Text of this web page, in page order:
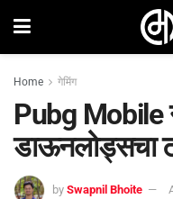
Home गेमिंग
Pubg Mobile
डाऊनलोड्सचा
by Swapnil Bhoite